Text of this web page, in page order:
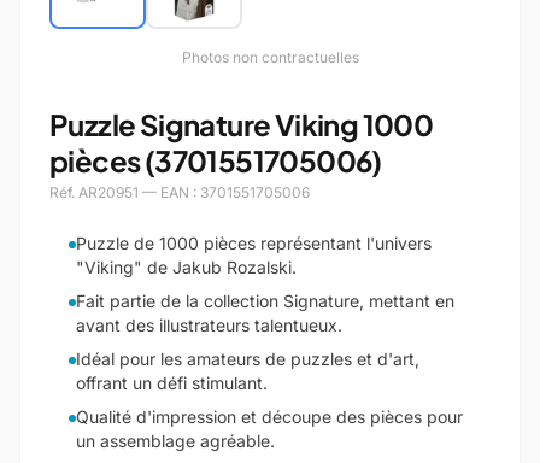
Photos non contractuelles
Puzzle Signature Viking 1000
pièces (3701551705006)
Réf. AR20951 — EAN : 3701551705006
Puzzle de 1000 pièces représentant l'univers
"Viking" de Jakub Rozalski.
Fait partie de la collection Signature, mettant en
avant des illustrateurs talentueux.
Idéal pour les amateurs de puzzles et d'art,
offrant un défi stimulant.
Qualité d'impression et découpe des pièces pour
un assemblage agréable.